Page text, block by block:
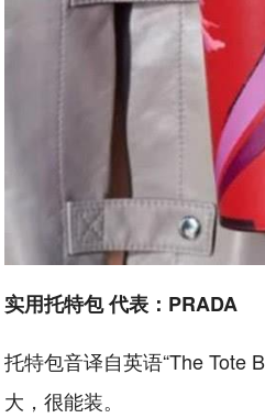
实用托特包 代表：PRADA
托特包音译自英语“The Tote
大，很能装。